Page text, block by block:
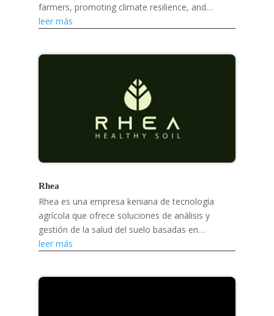
farmers, promoting climate resilience, and
developing eco-friendly products like mosquito
leer más
Rhea
Rhea es una empresa keniana de tecnología
agrícola que ofrece soluciones de análisis y
gestión de la salud del suelo basadas en
inteligencia artificial para ayudar a los pequeños
leer más